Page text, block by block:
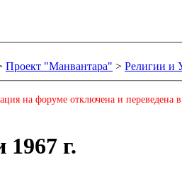
Проект "Манвантара" > Религии и
на форуме отключена и
г.